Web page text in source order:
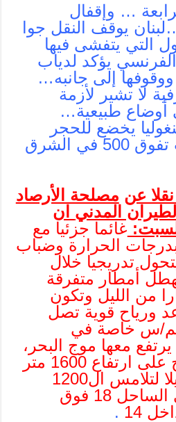
… وإقفال
يوقف النقل جوا
التي يتفشى فيها
يؤكد لدياب
إلى جانبه…
لا تشير لأزمة
طبيعية…
يخضع للحجر
الصحي والإصابات تفوق 500 في الشرق
عن مصلحة الأرصاد
المدني ان
غائما جزئيا مع
الحرارة وضباب
تدريجيا خلال
أمطار متفرقة
من الليل وتكون
ورياح قوية تصل
الى 75 كلم/س خاصة في
معها موج البحر،
كما تتساقط الثلوج على ارتفاع 1600 متر
وما فوق وتتدنى ليلا لتلامس ال1200
متر.والحرارة على الساحل 18 فوق
.